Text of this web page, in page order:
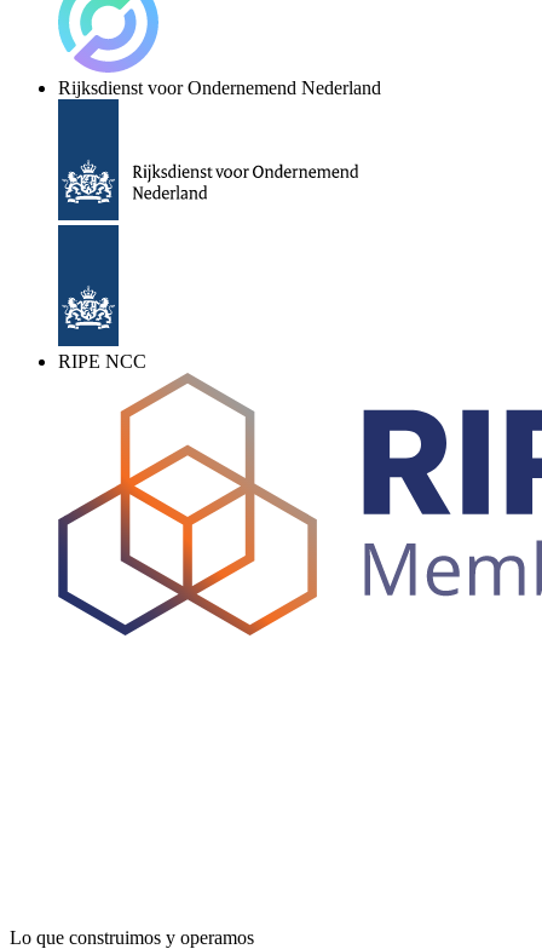
Rijksdienst voor Ondernemend Nederland
RIPE NCC
Lo que construimos y operamos